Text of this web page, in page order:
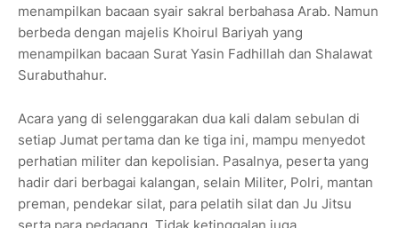
menampilkan bacaan syair sakral berbahasa Arab. Namun
berbeda dengan majelis Khoirul Bariyah yang
menampilkan bacaan Surat Yasin Fadhillah dan Shalawat
Surabuthahur.
Acara yang di selenggarakan dua kali dalam sebulan di
setiap Jumat pertama dan ke tiga ini, mampu menyedot
perhatian militer dan kepolisian. Pasalnya, peserta yang
hadir dari berbagai kalangan, selain Militer, Polri, mantan
preman, pendekar silat, para pelatih silat dan Ju Jitsu